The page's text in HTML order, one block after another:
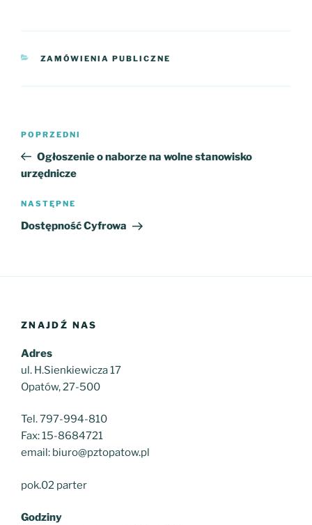
KATEGORIE
ZAMÓWIENIA PUBLICZNE
Poprzedni
wpis
POPRZEDNI
Ogłoszenie o naborze na wolne stanowisko
urzędnicze
Następny
wpis
NASTĘPNE
Dostępność Cyfrowa
ZNAJDŹ NAS
Adres
ul. H.Sienkiewicza 17
Opatów, 27-500
Tel. 797-994-810
Fax: 15-8684721
email: biuro@pztopatow.pl
pok.02 parter
Godziny